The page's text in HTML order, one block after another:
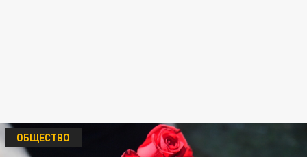
ОБЩЕСТВО